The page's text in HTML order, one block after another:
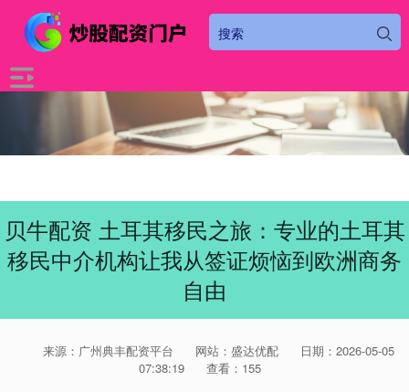
贝牛配资 土耳其移民之旅：专业的土耳其
移民中介机构让我从签证烦恼到欧洲商务
自由
来源：广州典丰配资平台 网站：盛达优配
日期：2026-05-05
07:38:19
查看：155